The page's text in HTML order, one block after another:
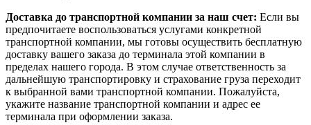
Доставка до транспортной компании за наш счет: Если вы
предпочитаете воспользоваться услугами конкретной
транспортной компании, мы готовы осуществить бесплатную
доставку вашего заказа до терминала этой компании в
пределах нашего города. В этом случае ответственность за
дальнейшую транспортировку и страхование груза переходит
к выбранной вами транспортной компании. Пожалуйста,
укажите название транспортной компании и адрес ее
терминала при оформлении заказа.